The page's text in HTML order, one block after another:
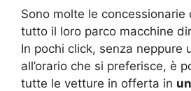
Sono molte le concessionarie
tutto il loro parco macchine
In pochi click, senza neppure
all’orario che si preferisce, è
tutte le vetture in offerta in